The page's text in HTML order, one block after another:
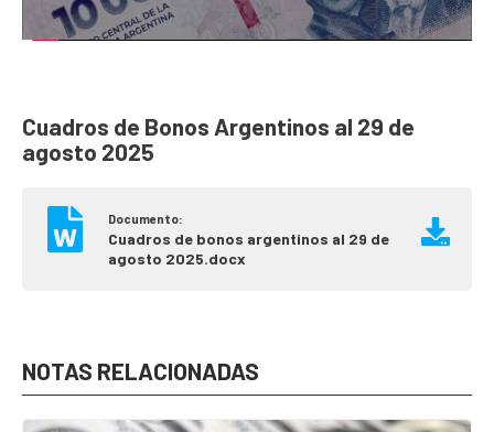
Cuadros de Bonos Argentinos al 29 de
agosto 2025
Documento:
Cuadros de bonos argentinos al 29 de
agosto 2025.docx
NOTAS RELACIONADAS